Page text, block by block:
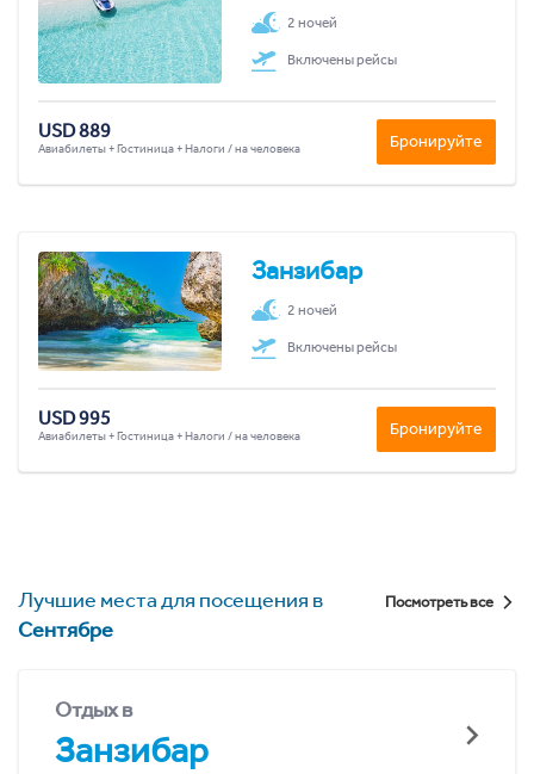
2 ночей
Включены рейсы
USD 889
Авиабилеты + Гостиница + Налоги / на человека Бронируйте
Занзибар
2 ночей
Включены рейсы
USD 995
Авиабилеты + Гостиница + Налоги / на человека Бронируйте
Лучшие места для посещения в
Сентябре
Посмотреть все
Отдых в
Занзибар